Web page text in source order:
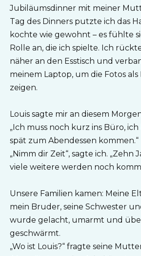
Jubiläumsdinner mit meiner
Tag des Dinners putzte ich das
kochte wie gewohnt – es fühlte
Rolle an, die ich spielte. Ich
näher an den Esstisch und
meinem Laptop, um die Fotos als
zeigen.
Louis sagte mir an diesem
„Ich muss noch kurz ins Büro,
spät zum Abendessen kommen.“
„Nimm dir Zeit“, sagte ich. „Zehn
viele weitere werden noch
Unsere Familien kamen: Meine
mein Bruder, seine Schwester
wurde gelacht, umarmt und
geschwärmt.
„Wo ist Louis?“ fragte seine